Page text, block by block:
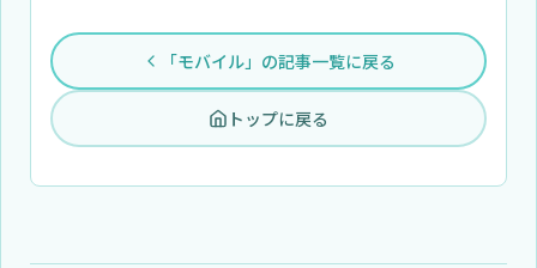
「モバイル」の記事一覧に戻る
トップに戻る